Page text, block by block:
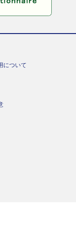
について